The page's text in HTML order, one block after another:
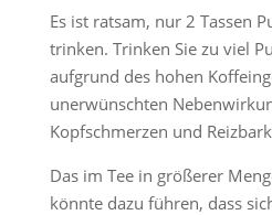
Es ist ratsam, nur 2 Tassen
trinken. Trinken Sie zu viel
aufgrund des hohen
unerwünschten
Kopfschmerzen und
Das im Tee in größerer
könnte dazu führen, dass